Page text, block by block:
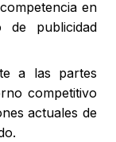
en
de publicidad
a las partes
competitivo
actuales de